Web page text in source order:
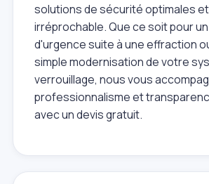
solutions de sécurité optimales
irréprochable. Que ce soit pour
d'urgence suite à une effraction
simple modernisation de votre
verrouillage, nous vous
professionnalisme et
avec un devis gratuit.